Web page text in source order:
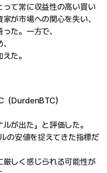
て常に収益性の高い買い
が市場への関心を失い、
た。一方で、
た。
DurdenBTC）
が出た」と評価した。
の安値を捉えてきた指標だ
しく感じられる可能性が